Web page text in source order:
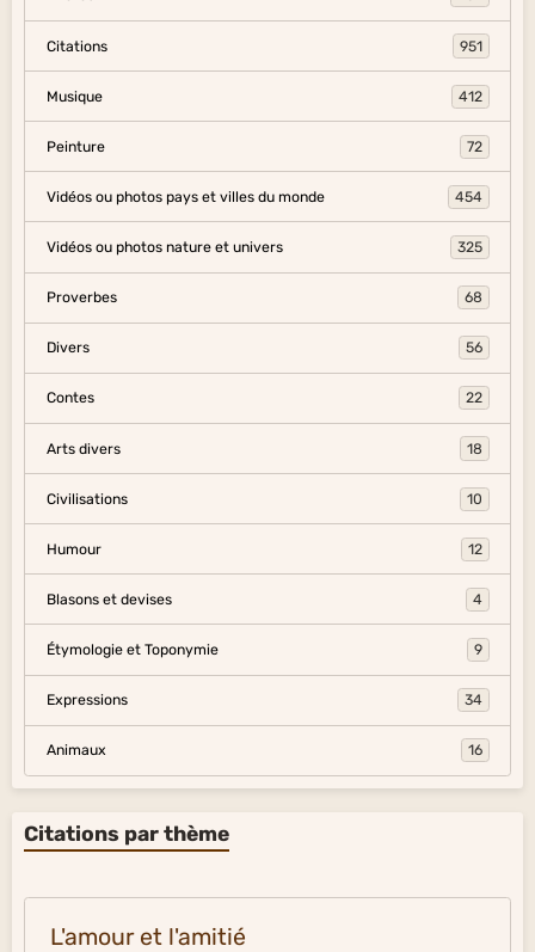
Citations 951
Musique 412
Peinture 72
Vidéos ou photos pays et villes du monde 454
Vidéos ou photos nature et univers 325
Proverbes 68
Divers 56
Contes 22
Arts divers 18
Civilisations 10
Humour 12
Blasons et devises 4
Étymologie et Toponymie 9
Expressions 34
Animaux 16
Citations par thème
L'amour et l'amitié